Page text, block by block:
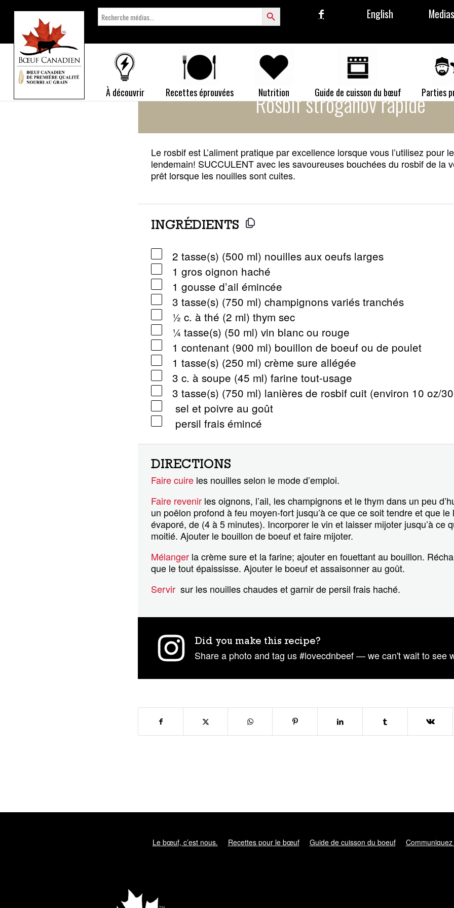
Search
for:
Search Button English Medias
À découvrir Recettes éprouvées Nutrition Guide de cuisson du bœuf Parties
Rosbif stroganov rapide
Le rosbif est L’aliment pratique par excellence lorsque vous l’utilisez pour
lendemain! SUCCULENT avec les savoureuses bouchées du rosbif de la
prêt lorsque les nouilles sont cuites.
INGRÉDIENTS
2 tasse(s) (500 ml) nouilles aux oeufs larges
1 gros oignon haché
1 gousse d’ail émincée
3 tasse(s) (750 ml) champignons variés tranchés
½ c. à thé (2 ml) thym sec
¼ tasse(s) (50 ml) vin blanc ou rouge
1 contenant (900 ml) bouillon de boeuf ou de poulet
1 tasse(s) (250 ml) crème sure allégée
3 c. à soupe (45 ml) farine tout-usage
3 tasse(s) (750 ml) lanières de rosbif cuit (environ 10 oz/
sel et poivre au goût
persil frais émincé
DIRECTIONS
Faire cuireles nouilles selon le mode d’emploi.
Faire revenirles oignons, l’ail, les champignons et le thym dans un peu
un poêlon profond à feu moyen-fort jusqu’à ce que ce soit tendre et que le
évaporé, de (4 à 5 minutes). Incorporer le vin et laisser mijoter jusqu’à ce
moitié. Ajouter le bouillon de boeuf et faire mijoter.
Mélangerla crème sure et la farine; ajouter en fouettant au bouillon.
que le tout épaississe. Ajouter le boeuf et assaisonner au goût.
Servir sur les nouilles chaudes et garnir de persil frais haché.
Did you make this recipe?
Share a photo and tag us #lovecdnbeef — we can't wait to see
Le bœuf, c’est nous. Recettes pour le bœuf Guide de cuisson du boeuf